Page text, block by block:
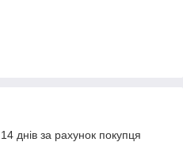
днів за рахунок покупця